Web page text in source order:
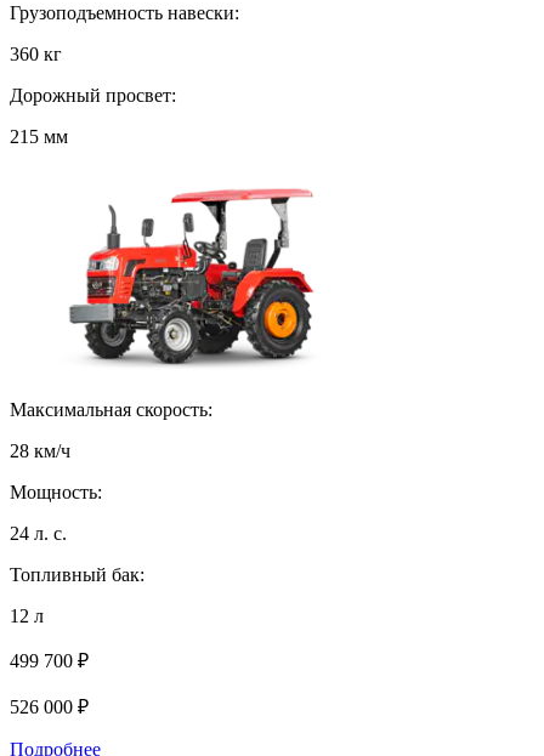
Грузоподъемность навески:
360 кг
Дорожный просвет:
215 мм
Максимальная скорость:
28 км/ч
Мощность:
24 л. с.
Топливный бак:
12 л
499 700 ₽
526 000 ₽
Подробнее